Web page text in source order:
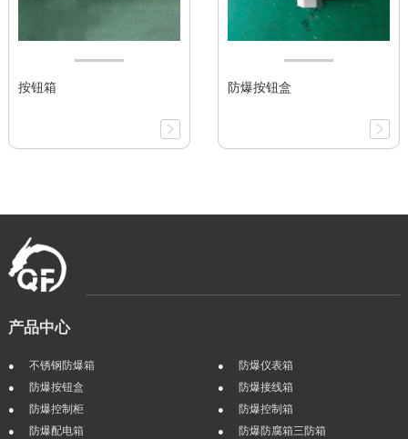
按钮箱 防爆按钮盒
产品中心
不锈钢防爆箱
防爆仪表箱
防爆按钮盒
防爆接线箱
防爆控制柜
防爆控制箱
防爆配电箱
防爆防腐箱三防箱